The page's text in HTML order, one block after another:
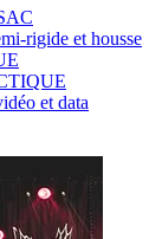
rigide et housse
et data